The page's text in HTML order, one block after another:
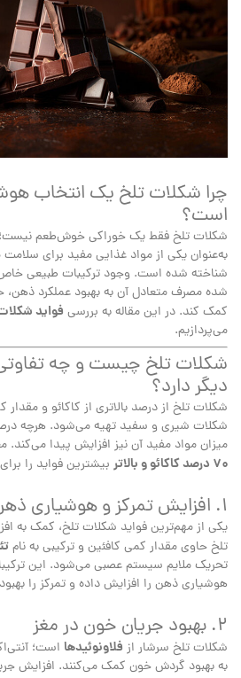
چرا شکلات تلخ یک انتخاب
است؟
شکلات تلخ فقط یک خوراکی خوش‌طعم نیست؛
به‌عنوان یکی از مواد غذایی مفید برای سلامت
شناخته شده است. وجود ترکیبات طبیعی
شده مصرف متعادل آن به بهبود عملکرد
کمک کند. در این مقاله به بررسی فواید
می‌پردازیم.
شکلات تلخ چیست و چه
دیگر دارد؟
شکلات تلخ از درصد بالاتری از کاکائو و
شکلات شیری و سفید تهیه می‌شود. هرچه
میزان مواد مفید آن نیز افزایش پیدا می‌کند.
۷۰ درصد کاکائو و بالاتر بیشترین فواید را
۱. افزایش تمرکز و هوشیاری ذهن
یکی از مهم‌ترین فواید شکلات تلخ، کمک به
تلخ حاوی مقدار کمی کافئین و ترکیبی به نام
تحریک ملایم سیستم عصبی می‌شود. این
هوشیاری ذهن را افزایش داده و تمرکز را
۲. بهبود جریان خون در مغز
شکلات تلخ سرشار از فلاونوئیدها است؛
به بهبود گردش خون کمک می‌کنند. افزایش